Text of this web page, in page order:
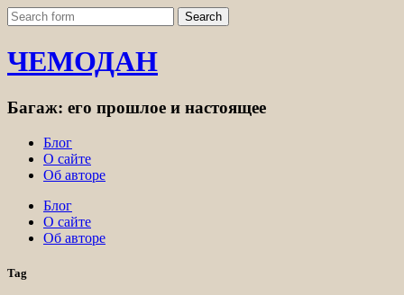
ЧЕМОДАН
Багаж: его прошлое и настоящее
Блог
О сайте
Об авторе
Блог
О сайте
Об авторе
Tag